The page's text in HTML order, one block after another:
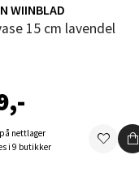
WIINBLAD
15 cm lavendel
nettlager
i 9 butikker
Senter